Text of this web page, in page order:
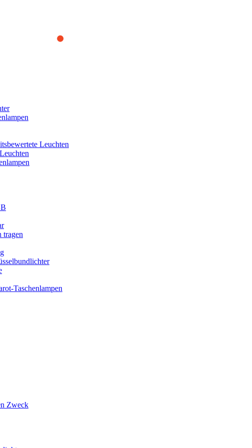
you the best experience on our website. By continuing to browse this
find out how you can disable cookies, you can access our
Leuchten
tragen
Taschenlampen
Zweck